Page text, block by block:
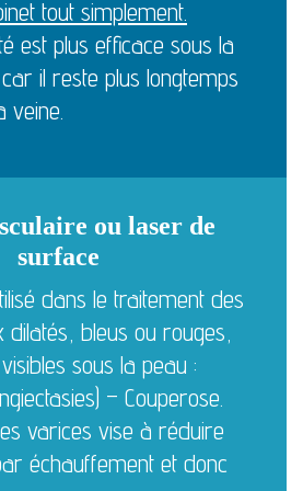
tout simplement.
est plus efficace sous la
il reste plus longtemps
veine.
ou laser de
surface
dans le traitement des
dilatés, bleus ou rouges,
sous la peau :
– Couperose.
varices vise à réduire
échauffement et donc